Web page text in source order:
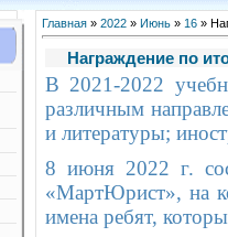
Главная » 2022 » Июнь » 16 »
Награждение по
В 2021-2022
различным
и литературы;
8 июня 2022 г.
«МартЮрист», на
имена ребят,